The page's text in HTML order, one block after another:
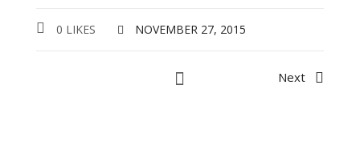
0 LIKES NOVEMBER 27, 2015
Next